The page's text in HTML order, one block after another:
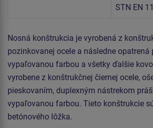
STN EN
Nosná konštrukcia je vyrobená z
pozinkovanej ocele a následne opatrená
vypaľovanou farbou a všetky ďalšie
vyrobene z konštrukčnej čiernej ocele,
pieskovaním, duplexným nástrekom
vypaľovanou farbou. Tieto konštrukcie
betónového lôžka.